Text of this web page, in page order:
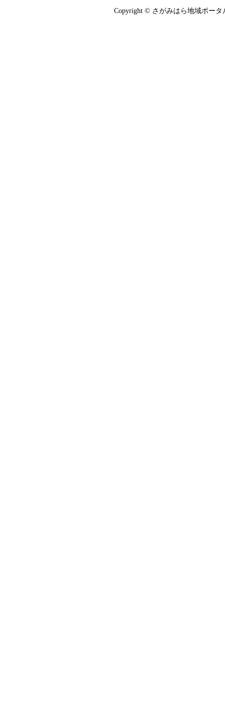
Copyright © さがみはら地域ポー